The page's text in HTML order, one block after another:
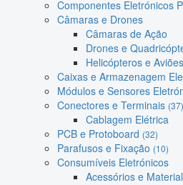
Componentes Eletrónicos
Câmaras e Drones
Câmaras de Ação
Drones e
Helicópteros e
Caixas e Armazenagem
Módulos e Sensores
Conectores e Terminais (37)
Cablagem Elétrica
PCB e Protoboard (32)
Parafusos e Fixação (10)
Consumíveis Eletrónicos
Acessórios e